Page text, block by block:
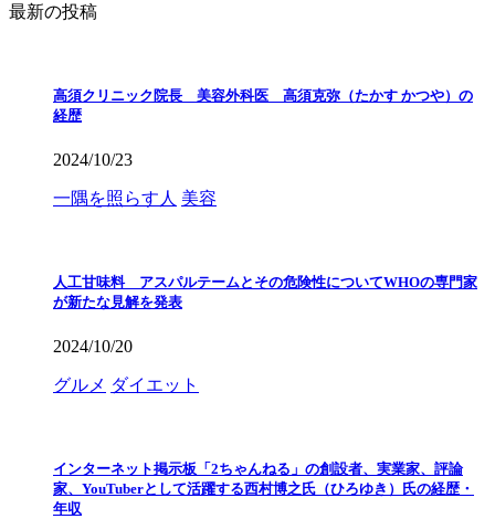
最新の投稿
高須クリニック院長 美容外科医 高須克弥（たかす かつや）の
経歴
2024/10/23
一隅を照らす人 美容
人工甘味料 アスパルテームとその危険性についてWHOの専門家
が新たな見解を発表
2024/10/20
グルメ ダイエット
インターネット掲示板「2ちゃんねる」の創設者、実業家、評論
家、YouTuberとして活躍する西村博之氏（ひろゆき）氏の経歴・
年収